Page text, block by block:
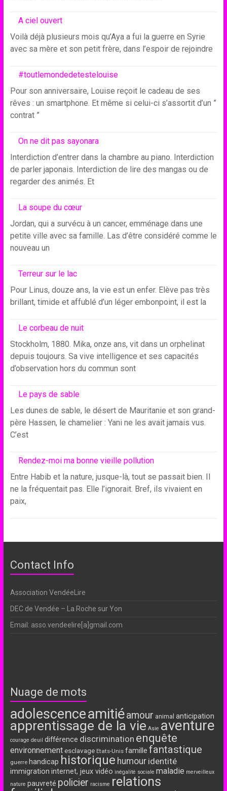
A ciel ouvert
Voilà déjà plusieurs mois qu’Aya a fui la guerre en Syrie
avec sa mère et son petit frère, dans l’espoir de rejoindre
#toutlemondedetestelouise
Pour son anniversaire, Louise reçoit le cadeau de ses
rêves : un smartphone. Et même si celui-ci s’assortit d’un ”
contrat ”
On ne dit pas sayonara
Interdiction d’entrer dans la chambre au piano. Interdiction
de parler japonais. Interdiction de lire des mangas ou de
regarder des animés. Et
La soupe du cœur
Jordan, qui a survécu à un cancer, emménage dans une
petite ville avec sa famille. Las d’être considéré comme le
nouveau un
Terreur sur le lac
Pour Linus, douze ans, la vie est un enfer. Elève pas très
brillant, timide et affublé d’un léger embonpoint, il est la
Le corbeau de nuit
Stockholm, 1880. Mika, onze ans, vit dans un orphelinat
depuis toujours. Sa vive intelligence et ses capacités
d’observation hors du commun sont
Le pays de sable
Les dunes de sable, le désert de Mauritanie et son grand-
père Hassen, le chamelier : Yani ne les avait jamais vus.
C’est
Rendez-moi ma bonne vieille pollution
Entre Habib et la nature, jusque-là, tout se passait bien. Il
ne la fréquentait pas. Elle l’ignorait. Bref, ils vivaient en
paix,
Contact Info
Association VendéeLire
DEC de Vendée – La Roche sur Yon
Email: asso.vendeelire[a]gmail.com
Nuage de mots
adolescenceamitiéamour animal anticipation
apprentissage de la vie Asie aventure
courage deuil différence discrimination enquête
environnement esclavage Etats-Unis famille fantastique
guerre handicap historique humour identité
immigration internet, jeux vidéo inégalité sociale maladie merveilleux
nature pauvreté policier racisme relations